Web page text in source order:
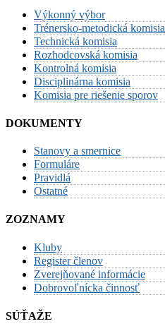
Výkonný výbor
Trénersko-metodická komisia
Technická komisia
Rozhodcovská komisia
Kontrolná komisia
Disciplinárna komisia
Komisia pre riešenie sporov
DOKUMENTY
Stanovy a smernice
Formuláre
Pravidlá
Ostatné
ZOZNAMY
Kluby
Register členov
Zverejňované informácie
Dobrovoľnícka činnosť
SÚŤAŽE